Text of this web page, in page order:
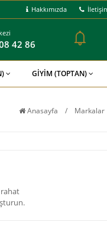
Hakkımızda
42 86
GİYİM (TOPTAN)
Anasayfa / Markalar
rahat